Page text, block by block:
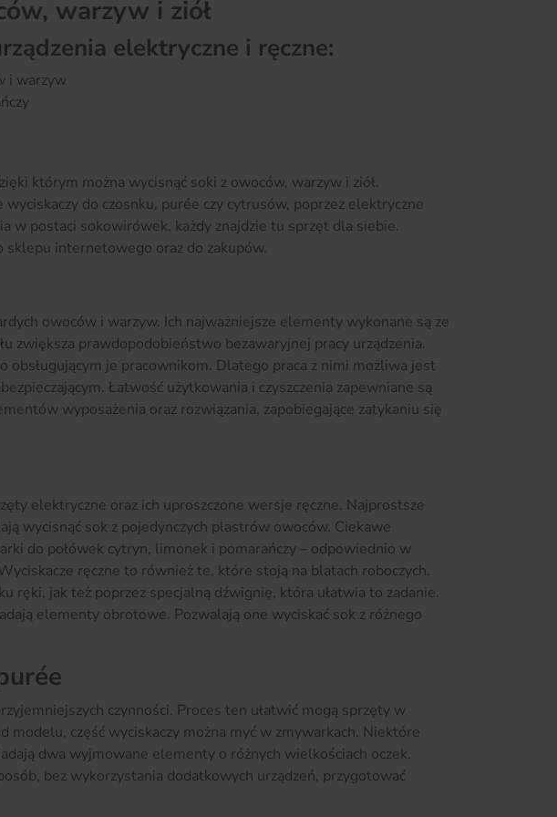
warzyw i ziół
elektryczne i ręczne:
i warzyw
którym można wycisnąć soki z owoców, warzyw i ziół.
do czosnku, purée czy cytrusów, poprzez elektryczne
w postaci sokowirówek, każdy znajdzie tu sprzęt dla siebie.
sklepu internetowego oraz do zakupów.
owoców i warzyw. Ich najważniejsze elementy wykonane są ze
zwiększa prawdopodobieństwo bezawaryjnej pracy urządzenia.
obsługującym je pracownikom. Dlatego praca z nimi możliwa jest
Łatwość użytkowania i czyszczenia zapewniane są
wyposażenia oraz rozwiązania, zapobiegające zatykaniu się
elektryczne oraz ich uproszczone wersje ręczne. Najprostsze
wycisnąć sok z pojedynczych plastrów owoców. Ciekawe
do połówek cytryn, limonek i pomarańczy – odpowiednio w
ręczne to również te, które stoją na blatach roboczych.
ręki, jak też poprzez specjalną dźwignię, która ułatwia to zadanie.
elementy obrotowe. Pozwalają one wyciskać sok z różnego
czynności. Proces ten ułatwić mogą sprzęty w
modelu, część wyciskaczy można myć w zmywarkach. Niektóre
dwa wyjmowane elementy o różnych wielkościach oczek.
bez wykorzystania dodatkowych urządzeń, przygotować